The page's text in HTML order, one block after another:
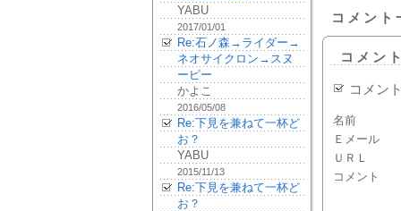
YABU
2017/01/01
Re:石ノ森→ライダー→
ネオサイクロン→スヌ
ーピー
かよこ
2016/05/08
Re:下見を兼ねて一杯ど
お？
YABU
2015/11/13
Re:下見を兼ねて一杯ど
お？
コメント
コメン
コメン
名前
Ｅメール
ＵＲＬ
コメント